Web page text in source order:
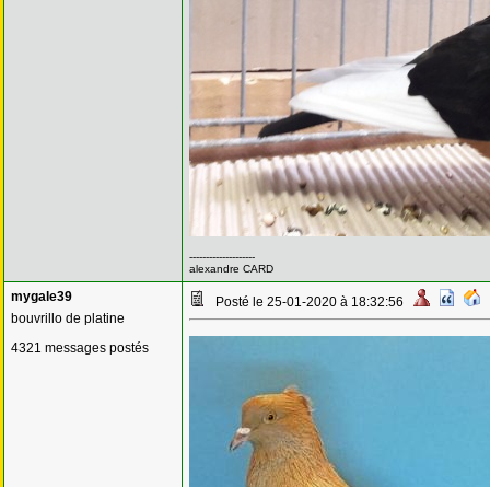
--------------------
alexandre CARD
mygale39
bouvrillo de platine
4321 messages postés
Posté le 25-01-2020 à 18:32:56